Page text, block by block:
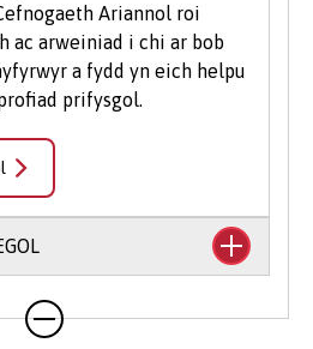
Ariannol roi
ac arweiniad i chi ar bob
a fydd yn eich helpu
prifysgol.
eich cwrs yn cynnwys
nad ydynt wedi'u cynnwys